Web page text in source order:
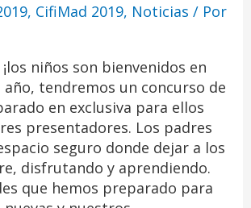
, CifiMad 2019, Noticias / Por
niños son bienvenidos en
año, tendremos un concurso de
en exclusiva para ellos
presentadores. Los padres
seguro donde dejar a los
disfrutando y aprendiendo.
que hemos preparado para